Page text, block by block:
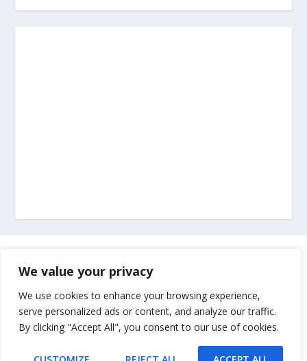
We value your privacy
We use cookies to enhance your browsing experience,
serve personalized ads or content, and analyze our traffic.
By clicking "Accept All", you consent to our use of cookies.
Impressum
Uvjeti korištenja